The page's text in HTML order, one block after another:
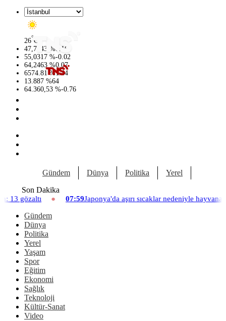
26°C
47,7143 %0.16
55,0317 %-0.02
64,2463 %0.07
6574.81 %1.44
13.887 %64
64.360,53 %-0.76
Gündem Dünya Politika Yerel
Son Dakika
07:59Japonya'da aşırı sıcaklar nedeniyle hayvanat bahçesinde üç
Gündem
Dünya
Politika
Yerel
Yaşam
Spor
Eğitim
Ekonomi
Sağlık
Teknoloji
Kültür-Sanat
Video